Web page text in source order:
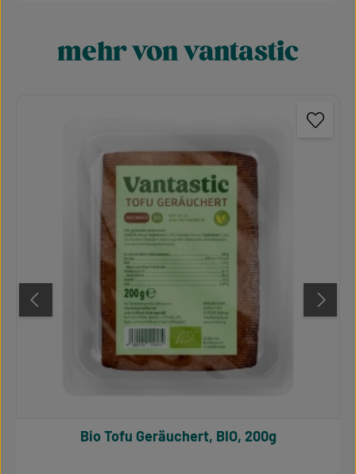
Produktgalerie überspringen
mehr von vantastic
Bio Tofu Geräuchert, BIO, 200g